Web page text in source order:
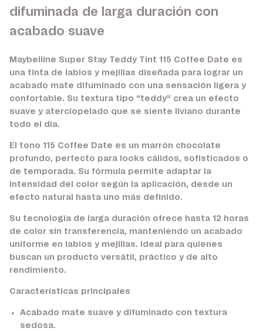
difuminada de larga duración con
acabado suave
Maybelline Super Stay Teddy Tint 115 Coffee Date es
una tinta de labios y mejillas diseñada para lograr un
acabado mate difuminado con una sensación ligera y
confortable. Su textura tipo “teddy” crea un efecto
suave y aterciopelado que se siente liviano durante
todo el día.
El tono 115 Coffee Date es un marrón chocolate
profundo, perfecto para looks cálidos, sofisticados o
de temporada. Su fórmula permite adaptar la
intensidad del color según la aplicación, desde un
efecto natural hasta uno más definido.
Su tecnología de larga duración ofrece hasta 12 horas
de color sin transferencia, manteniendo un acabado
uniforme en labios y mejillas. Ideal para quienes
buscan un producto versátil, práctico y de alto
rendimiento.
Características principales
Acabado mate suave y difuminado con textura
sedosa.